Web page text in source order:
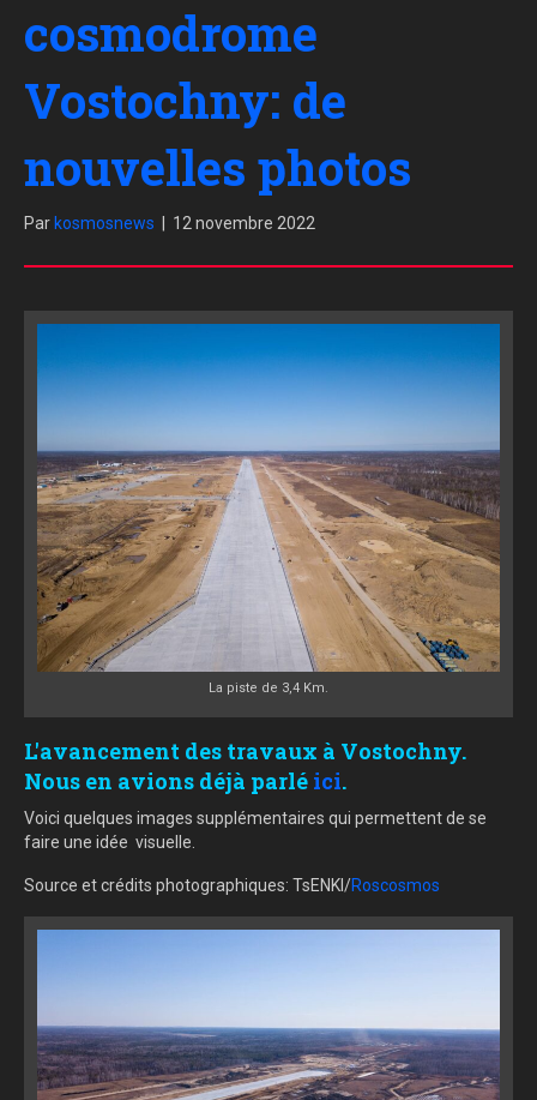
cosmodrome
Vostochny: de
nouvelles photos
Par kosmosnews 12 novembre 2022
La piste de 3,4 Km.
L'avancement des travaux à Vostochny.
Nous en avions déjà parlé ici.
Voici quelques images supplémentaires qui permettent de se
faire une idée visuelle.
Source et crédits photographiques: TsENKI/Roscosmos